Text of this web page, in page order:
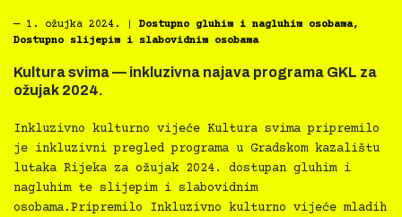
― 1. ožujka 2024. Dostupno gluhim i nagluhim osobama,
Dostupno slijepim i slabovidnim osobama
Kultura svima — inkluzivna najava programa GKL za
ožujak 2024.
Inkluzivno kulturno vijeće Kultura svima pripremilo
je inkluzivni pregled programa u Gradskom kazalištu
lutaka Rijeka za ožujak 2024. dostupan gluhim i
nagluhim te slijepim i slabovidnim
osobama.Pripremilo Inkluzivno kulturno vijeće mladih